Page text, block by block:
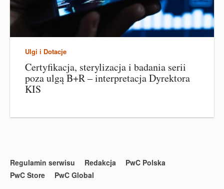
Ulgi i Dotacje
Certyfikacja, sterylizacja i badania serii
poza ulgą B+R – interpretacja Dyrektora
KIS
Regulamin serwisu Redakcja
PwC Polska
PwC Store
PwC Global